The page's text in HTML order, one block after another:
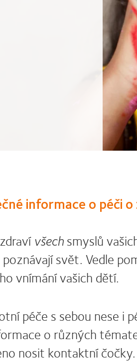
informace o péči
všechsmyslů
svět. Vedle
vnímání vašich dětí.
péče s sebou nese i
o různých
nosit kontaktní čočky.